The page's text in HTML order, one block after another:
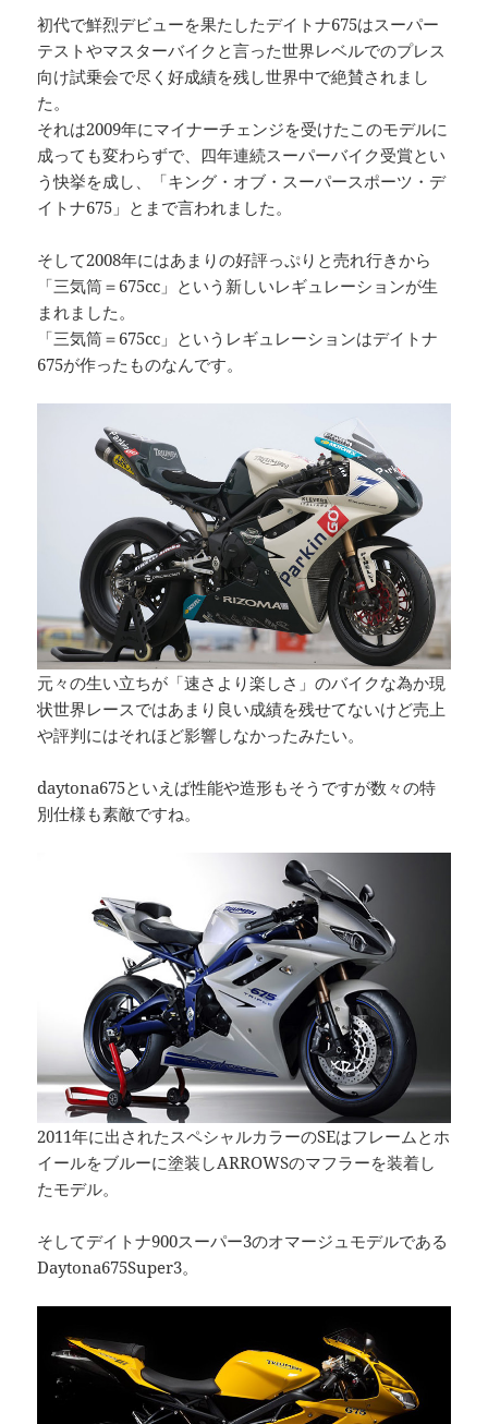
初代で鮮烈デビューを果たしたデイトナ675はスーパー
テストやマスターバイクと言った世界レベルでのプレス
向け試乗会で尽く好成績を残し世界中で絶賛されまし
た。
それは2009年にマイナーチェンジを受けたこのモデルに
成っても変わらずで、四年連続スーパーバイク受賞とい
う快挙を成し、「キング・オブ・スーパースポーツ・デ
イトナ675」とまで言われました。
そして2008年にはあまりの好評っぷりと売れ行きから
「三気筒＝675cc」という新しいレギュレーションが生
まれました。
「三気筒＝675cc」というレギュレーションはデイトナ
675が作ったものなんです。
元々の生い立ちが「速さより楽しさ」のバイクな為か現
状世界レースではあまり良い成績を残せてないけど売上
や評判にはそれほど影響しなかったみたい。
daytona675といえば性能や造形もそうですが数々の特
別仕様も素敵ですね。
2011年に出されたスペシャルカラーのSEはフレームとホ
イールをブルーに塗装しARROWSのマフラーを装着し
たモデル。
そしてデイトナ900スーパー3のオマージュモデルである
Daytona675Super3。